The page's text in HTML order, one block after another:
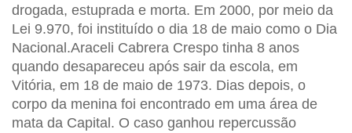
drogada, estuprada e morta. Em 2000, por meio da
Lei 9.970, foi instituído o dia 18 de maio como o Dia
Nacional.Araceli Cabrera Crespo tinha 8 anos
quando desapareceu após sair da escola, em
Vitória, em 18 de maio de 1973. Dias depois, o
corpo da menina foi encontrado em uma área de
mata da Capital. O caso ganhou repercussão